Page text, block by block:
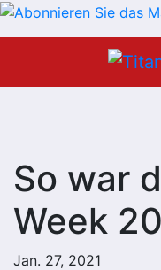
So war
Week
Jan. 27, 2021